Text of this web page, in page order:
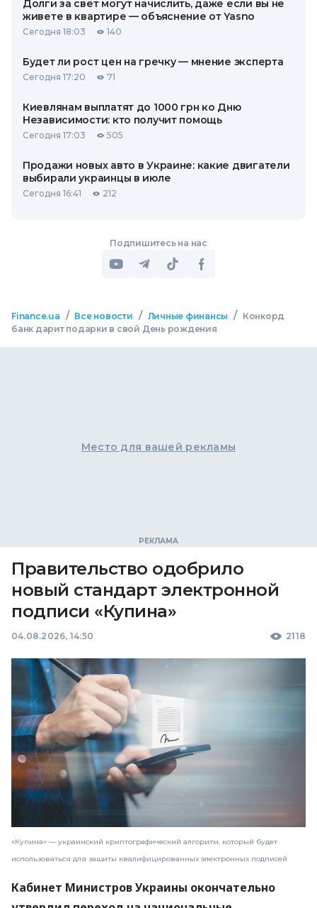
Долги за свет могут начислить, даже если вы не
живете в квартире — объяснение от Yasno
Сегодня 18:03 140
Будет ли рост цен на гречку — мнение эксперта
Сегодня 17:20 71
Киевлянам выплатят до 1000 грн ко Дню
Независимости: кто получит помощь
Сегодня 17:03 505
Продажи новых авто в Украине: какие двигатели
выбирали украинцы в июле
Сегодня 16:41 212
Подпишитесь на нас
Finance.ua / Все новости / Личные финансы /
Конкорд
банк дарит подарки в свой День рождения
Место для вашей рекламы
Правительство одобрило
новый стандарт электронной
подписи «Купина»
04.08.2026, 14:50 2118
«Купина» — украинский криптографический алгоритм, который будет
использоваться для защиты квалифицированных электронных подписей
Кабинет Министров Украины окончательно